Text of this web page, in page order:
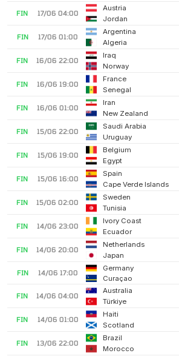
17/06 04:00
FIN
Austria
Jordan
17/06 01:00
FIN
Argentina
Algeria
16/06 22:00
FIN
Iraq
Norway
16/06 19:00
FIN
France
Senegal
16/06 01:00
FIN
Iran
New Zealand
15/06 22:00
FIN
Saudi Arabia
Uruguay
15/06 19:00
FIN
Belgium
Egypt
15/06 16:00
FIN
Spain
Cape Verde Islands
15/06 02:00
FIN
Sweden
Tunisia
14/06 23:00
FIN
Ivory Coast
Ecuador
14/06 20:00
FIN
Netherlands
Japan
14/06 17:00
FIN
Germany
Curaçao
14/06 04:00
FIN
Australia
Türkiye
14/06 01:00
FIN
Haiti
Scotland
13/06 22:00
FIN
Brazil
Morocco